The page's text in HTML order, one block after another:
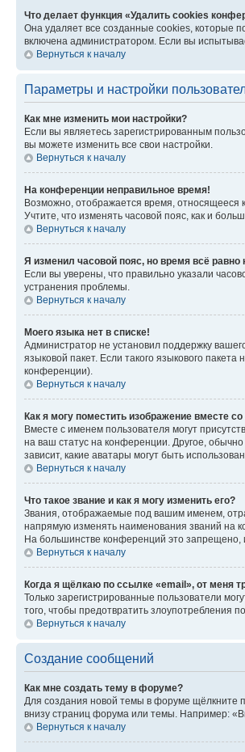
Что делает функция «Удалить cookies
Она удаляет все созданные cookies, которые
включена администратором. Если вы
Вернуться к началу
Параметры и настройки
Как мне изменить мои настройки?
Если вы являетесь зарегистрированным
вы можете изменить все свои настройки.
Вернуться к началу
На конференции неправильное время!
Возможно, отображается время, относящееся к
Учтите, что изменять часовой пояс, как и
Вернуться к началу
Я изменил часовой пояс, но время всё равно
Если вы уверены, что правильно указали
устранения проблемы.
Вернуться к началу
Моего языка нет в списке!
Администратор не установил поддержку
языковой пакет. Если такого языкового
конференции).
Вернуться к началу
Как я могу поместить изображение вместе
Вместе с именем пользователя могут
на ваш статус на конференции. Другое,
зависит, какие аватары могут быть
Вернуться к началу
Что такое звание и как я могу изменить его?
Звания, отображаемые под вашим именем,
напрямую изменять наименования званий на
На большинстве конференций это запрещено,
Вернуться к началу
Когда я щёлкаю по ссылке «email», от меня
Только зарегистрированные пользователи
того, чтобы предотвратить злоупотребления
Вернуться к началу
Создание сообщений
Как мне создать тему в форуме?
Для создания новой темы в форуме щёлкните
внизу страниц форума или темы. Например:
Вернуться к началу